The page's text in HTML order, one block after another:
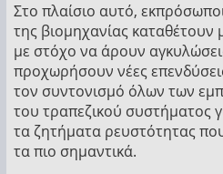
Στο πλαίσιο αυτό,
της βιομηχανίας καταθέτουν
με στόχο να άρουν
προχωρήσουν νέες
τον συντονισμό όλων των
του τραπεζικού συστήματος
τα ζητήματα ρευστότητας
τα πιο σημαντικά.